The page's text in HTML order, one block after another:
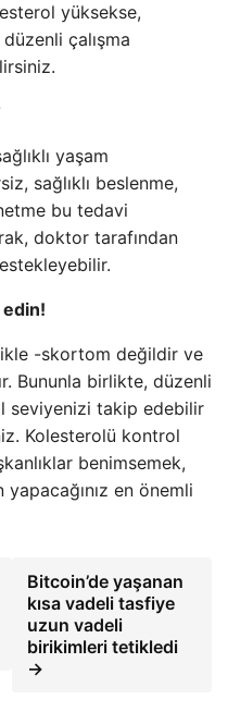
yüksekse,
çalışma
yaşam
sağlıklı beslenme,
bu tedavi
doktor tarafından
-skortom değildir ve
Bununla birlikte, düzenli
seviyenizi takip edebilir
Kolesterolü kontrol
benimsemek,
yapacağınız en önemli
Bitcoin’de yaşanan
kısa vadeli tasfiye
uzun vadeli
birikimleri tetikledi
→